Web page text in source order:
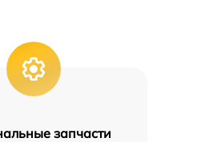
запчасти